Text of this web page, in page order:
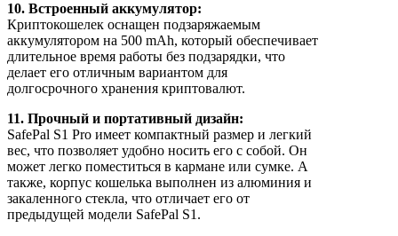
10. Встроенный аккумулятор:
Криптокошелек оснащен подзаряжаемым
аккумулятором на 500 mAh, который обеспечивает
длительное время работы без подзарядки, что
делает его отличным вариантом для
долгосрочного хранения криптовалют.
11. Прочный и портативный дизайн:
SafePal S1 Pro имеет компактный размер и легкий
вес, что позволяет удобно носить его с собой. Он
может легко поместиться в кармане или сумке. А
также, корпус кошелька выполнен из алюминия и
закаленного стекла, что отличает его от
предыдущей модели SafePal S1.